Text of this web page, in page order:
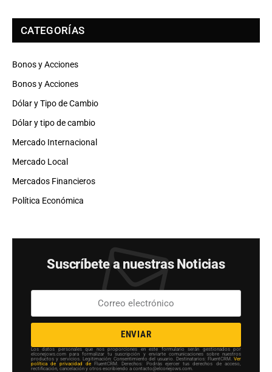
CATEGORÍAS
Bonos y Acciones
Bonos y Acciones
Dólar y Tipo de Cambio
Dólar y tipo de cambio
Mercado Internacional
Mercado Local
Mercados Financieros
Política Económica
Suscríbete a nuestras Noticias
ENVIAR
Los datos personales que nos proporciones en este formulario serán gestionados por
elconejows.com para formalizar tu suscripción y enviarte comunicaciones sobre nuestros
productos y servicios. Legitimación: Consentimiento del usuario. Destinatarios: FluentCRM. Ver
política de privacidad de FluentCRM. Derechos: Podrás ejercer tus derechos de acceso,
rectificación, cancelación y otros escribiendo a contacto@elconejows.com.